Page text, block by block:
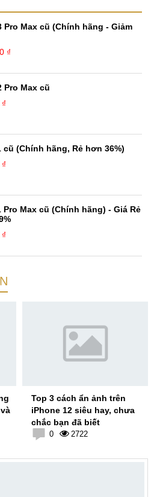
Với niềm đam mê với công nghệ,
Pro Max cũ (Chính hãng - Giảm
₫
Pro Max cũ
cũ (Chính hãng, Rẻ hơn 36%)
Pro Max cũ (Chính hãng) - Giá Rẻ
Top 3 cách ẩn ảnh trên
iPhone 12 siêu hay, chưa
chắc bạn đã biết
0 2722